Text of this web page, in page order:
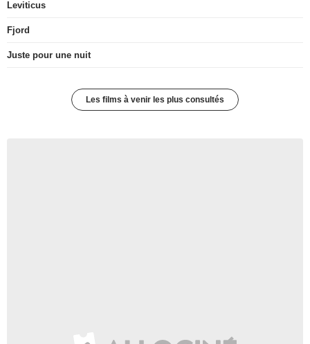
Leviticus
Fjord
Juste pour une nuit
Les films à venir les plus consultés